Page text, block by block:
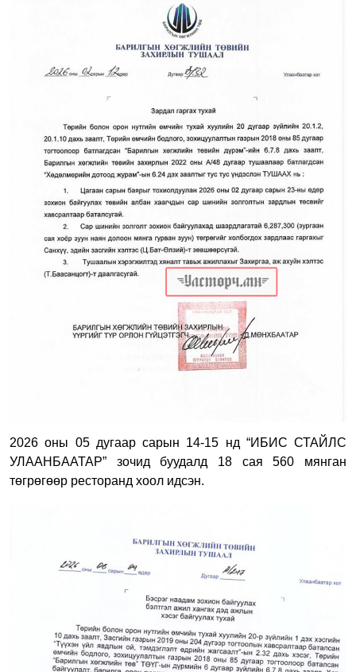
2026 оны 05 дугаар сарын 14-15 нд “ИБИС СТАЙЛС
УЛААНБААТАР” зочид буудалд 18 сая 560 мянган
төгрөгөөр ресторанд хоол идсэн.